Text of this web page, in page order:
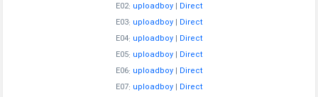
E02: uploadboy| Direct
E03: uploadboy| Direct
E04: uploadboy| Direct
E05: uploadboy| Direct
E06: uploadboy| Direct
E07: uploadboy| Direct